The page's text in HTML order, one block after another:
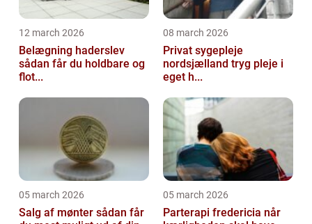
12 march 2026
Belægning haderslev
sådan får du holdbare og
flot...
08 march 2026
Privat sygepleje
nordsjælland tryg pleje i
eget h...
05 march 2026
Salg af mønter sådan får
05 march 2026
Parterapi fredericia når